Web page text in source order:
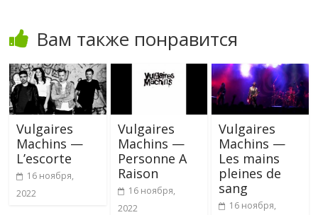
Вам также понравится
Vulgaires
Machins —
L’escorte
16 ноября,
2022
Vulgaires
Machins —
Personne A
Raison
16 ноября,
2022
Vulgaires
Machins —
Les mains
pleines de
sang
16 ноября,